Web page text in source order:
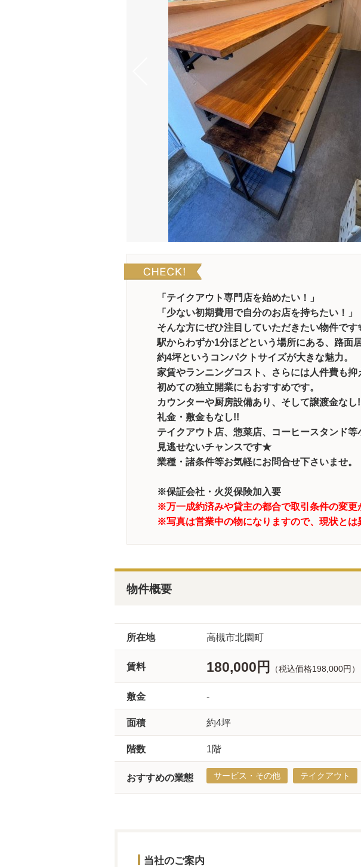
「テイクアウト専門店を始めたい！」
「少ない初期費用で自分のお店を持ちたい！」
そんな方にぜひ注目していただきたい物件です
駅からわずか1分ほどという場所にある、路面
約4坪というコンパクトサイズが大きな魅力。
家賃やランニングコスト、さらには人件費も抑
初めての独立開業にもおすすめです。
カウンターや厨房設備あり、そして譲渡金なし
礼金・敷金もなし!!
テイクアウト店、惣菜店、コーヒースタンド等
見逃せないチャンスです★
業種・諸条件等お気軽にお問合せ下さいませ。
※保証会社・火災保険加入要
※万一成約済みや貸主の都合で取引条件の変更
※写真は営業中の物になりますので、現状とは
物件概要
所在地 高槻市北園町
賃料 180,000円 （税込価格198,000円）
敷金 -
面積 約4坪
階数 1階
おすすめの業態 サービス・その他 テイクアウト
当社のご案内